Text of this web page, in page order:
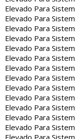
Elevado Para
Elevado Para
Elevado Para
Elevado Para
Elevado Para
Elevado Para
Elevado Para
Elevado Para
Elevado Para
Elevado Para
Elevado Para
Elevado Para
Elevado Para